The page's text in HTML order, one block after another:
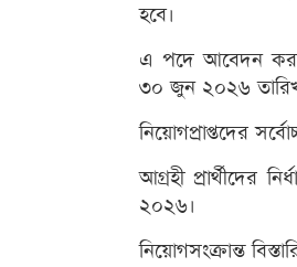
হবে।
এ পদে আবেদন
৩০ জুন ২০২৬
নিয়োগপ্রাপ্তদের
আগ্রহী প্রার্থীদের
২০২৬।
নিয়োগসংক্রান্ত